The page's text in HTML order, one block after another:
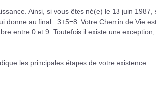
Ainsi, si vous êtes né(e) le 13 juin 1987,
donne au final : 3+5=8. Votre Chemin de Vie est
entre 0 et 9. Toutefois il existe une
les principales étapes de votre existence.